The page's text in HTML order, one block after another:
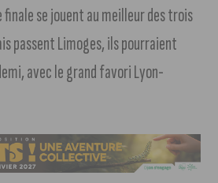
finale se jouent au meilleur des trois
passent Limoges, ils pourraient
avec le grand favori Lyon-